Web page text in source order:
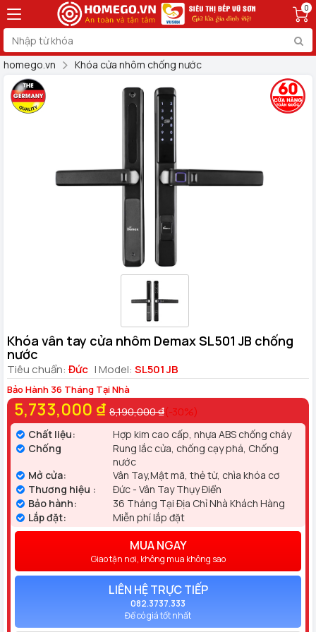
0
homego.vn Khóa cửa nhôm chống nước
Khóa vân tay cửa nhôm Demax SL501 JB chống
nước
Tiêu chuẩn: Đức | Model: SL501 JB
Bảo Hành 36 Tháng Tại Nhà
5,733,000 ₫ 8,190,000 ₫(-30%)
Chất liệu:
Hợp kim cao cấp, nhựa ABS chống cháy
Chống
Rung lắc cửa, chống cạy phá, Chống
nước
Mở cửa:
Vân Tay,Mật mã, thẻ từ, chìa khóa cơ
Thương hiệu :
Đức - Vân Tay Thụy Điển
Bảo hành:
36 Tháng Tại Địa Chỉ Nhà Khách Hàng
Lắp đặt:
Miễn phí lắp đặt
MUA NGAY
Giao tận nơi, không mua không sao
LIÊN HỆ TRỰC TIẾP
082.3737.333
Để có giá tốt nhất